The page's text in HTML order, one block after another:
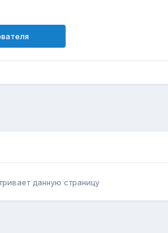
данную страницу